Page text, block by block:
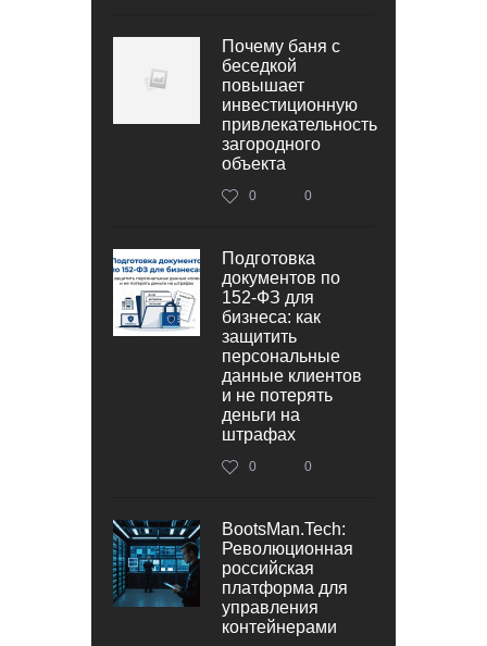
Почему баня с
беседкой
повышает
инвестиционную
привлекательность
загородного
объекта
0 0
Подготовка
документов по
152‑ФЗ для
бизнеса: как
защитить
персональные
данные клиентов
и не потерять
деньги на
штрафах
0 0
BootsMan.Tech:
Революционная
российская
платформа для
управления
контейнерами